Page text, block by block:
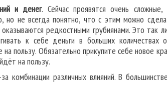
и денег. Сейчас проявятся очень сложные,
но не всегда понятно, что с этим можно
редкостными грубиянами. Это так
к себе деньги в больших количествах
пользу. Обязательно прикупите себе новое
на пользу.
различных влияний. В